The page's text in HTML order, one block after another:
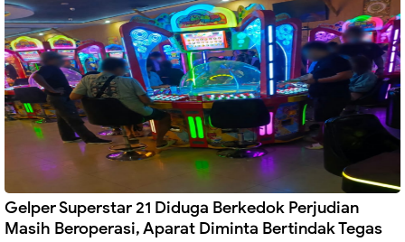
Gelper Superstar 21 Diduga Berkedok Perjudian
Masih Beroperasi, Aparat Diminta Bertindak Tegas